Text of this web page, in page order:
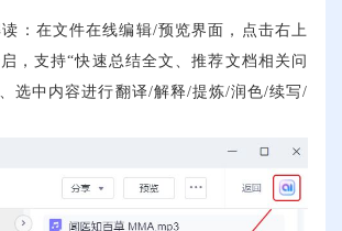
：在文件在线编辑/预览界面，点击右上
，支持“快速总结全文、推荐文档相关问
选中内容进行翻译/解释/提炼/润色/续写/